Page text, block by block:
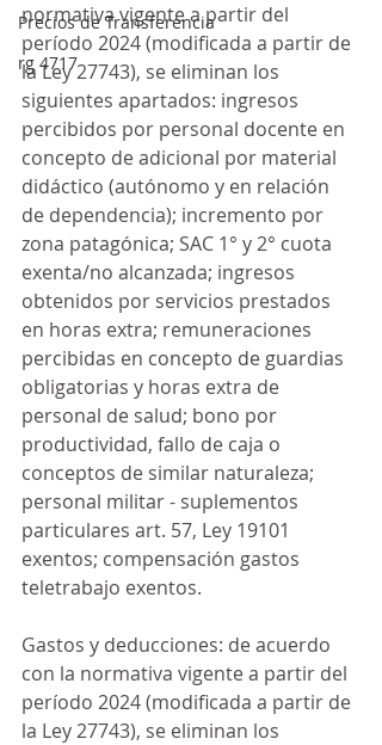
Precios de Transferencia
rg 4717
normativa vigente a partir del
período 2024 (modificada a partir de
la Ley 27743), se eliminan los
siguientes apartados: ingresos
percibidos por personal docente en
concepto de adicional por material
didáctico (autónomo y en relación
de dependencia); incremento por
zona patagónica; SAC 1° y 2° cuota
exenta/no alcanzada; ingresos
obtenidos por servicios prestados
en horas extra; remuneraciones
percibidas en concepto de guardias
obligatorias y horas extra de
personal de salud; bono por
productividad, fallo de caja o
conceptos de similar naturaleza;
personal militar - suplementos
particulares art. 57, Ley 19101
exentos; compensación gastos
teletrabajo exentos.
Gastos y deducciones: de acuerdo
con la normativa vigente a partir del
período 2024 (modificada a partir de
la Ley 27743), se eliminan los